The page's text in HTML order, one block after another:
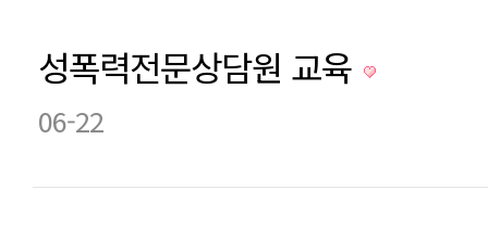
성폭력전문상담원 교육
06-22